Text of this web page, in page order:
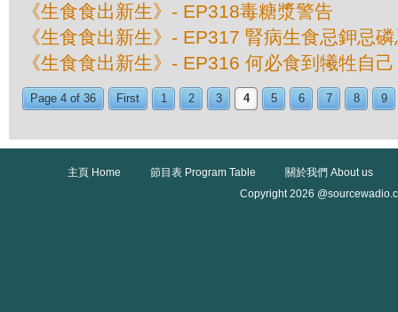
《生食食出新生》- EP318毒糖漿警告
《生食食出新生》- EP317 腎病生食忌鉀忌
《生食食出新生》- EP316 何必食到犧牲自己
Page 4 of 36 First 1 2 3 4 5 6 7 8 9
主頁 Home 節目表 Program Table
關於我們 About us
Copyright 2026